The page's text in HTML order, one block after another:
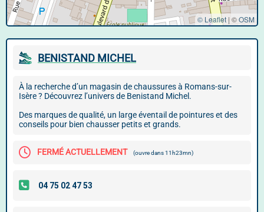
© Leaflet | ©OSM
BENISTAND MICHEL
À la recherche d’un magasin de chaussures à Romans-sur-
Isère ? Découvrez l’univers de Benistand Michel.
Des marques de qualité, un large éventail de pointures et des
conseils pour bien chausser petits et grands.
FERMÉ ACTUELLEMENT (ouvre dans 11h23mn)